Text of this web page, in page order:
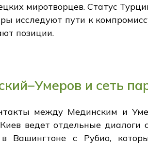
миротворцев. Статус
исследуют пути к
позиции.
и сеть
между Мединским и
ведет отдельные
в Вашингтоне с Рубио,